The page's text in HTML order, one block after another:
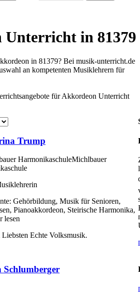
Unterricht in 81379
in 81379? Bei musik-unterricht.de
an kompetenten Musiklehrern für
für Akkordeon Unterricht
Trump
Michlbauer
Gehörbildung, Musik für Senioren,
Pianoakkordeon, Steirische Harmonika,
lesen
Liebsten Echte Volksmusik.